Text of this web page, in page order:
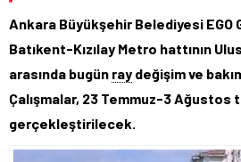
Ankara Büyükşehir Belediyesi EGO
Batıkent-Kızılay Metro hattının
arasında bugün ray değişim ve
Çalışmalar, 23 Temmuz-3 Ağustos
gerçekleştirilecek.